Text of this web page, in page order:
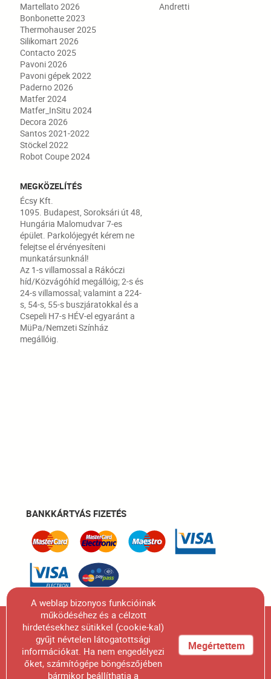
Martellato 2026
Bonbonette 2023
Thermohauser 2025
Silikomart 2026
Contacto 2025
Pavoni 2026
Pavoni gépek 2022
Paderno 2026
Matfer 2024
Matfer_InSitu 2024
Decora 2026
Santos 2021-2022
Stöckel 2022
Robot Coupe 2024
Andretti
MEGKÖZELÍTÉS
Écsy Kft.
1095. Budapest, Soroksári út 48,
Hungária Malomudvar 7-es
épület. Parkolójegyét kérem ne
felejtse el érvényesíteni
munkatársunknál!
Az 1-s villamossal a Rákóczi
híd/Közvágóhíd megállóig; 2-s és
24-s villamossal; valamint a 224-
s, 54-s, 55-s buszjáratokkal és a
Csepeli H7-s HÉV-el egyaránt a
MüPa/Nemzeti Színház
megállóig.
BANKKÁRTYÁS FIZETÉS
Figyelem! A honlapunkon szereplő összes termék
fényképének engedélyünk nélküli felhasználása,
sokszorosítása, kiadványban való megjelentetése
szigorúan tilos.
A weblap bizonyos funkcióinak
működéséhez és a célzott
hirdetésekhez sütikkel (cookie-kal)
gyűjt névtelen látogatottsági
információkat. Ha nem engedélyezi
őket, számítógépe böngészőjében
bármikor beállíthatja a
Megértettem